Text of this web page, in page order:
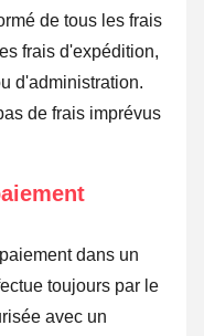
de tous les frais
frais d'expédition,
d'administration.
de frais imprévus
dans un
toujours par le
avec un